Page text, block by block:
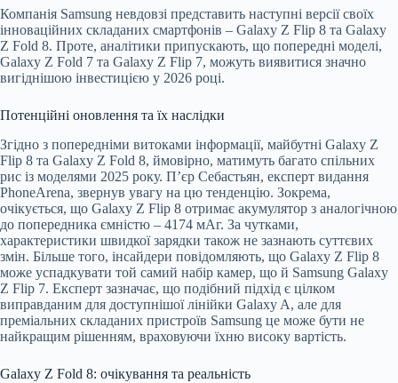
Компанія Samsung невдовзі представить наступні версії своїх
інноваційних складаних смартфонів – Galaxy Z Flip 8 та Galaxy
Z Fold 8. Проте, аналітики припускають, що попередні моделі,
Galaxy Z Fold 7 та Galaxy Z Flip 7, можуть виявитися значно
вигіднішою інвестицією у 2026 році.
Потенційні оновлення та їх наслідки
Згідно з попередніми витоками інформації, майбутні Galaxy Z
Flip 8 та Galaxy Z Fold 8, ймовірно, матимуть багато спільних
рис із моделями 2025 року. П’єр Себастьян, експерт видання
PhoneArena, звернув увагу на цю тенденцію. Зокрема,
очікується, що Galaxy Z Flip 8 отримає акумулятор з аналогічною
до попередника ємністю – 4174 мАг. За чутками,
характеристики швидкої зарядки також не зазнають суттєвих
змін. Більше того, інсайдери повідомляють, що Galaxy Z Flip 8
може успадкувати той самий набір камер, що й Samsung Galaxy
Z Flip 7. Експерт зазначає, що подібний підхід є цілком
виправданим для доступнішої лінійки Galaxy A, але для
преміальних складаних пристроїв Samsung це може бути не
найкращим рішенням, враховуючи їхню високу вартість.
Galaxy Z Fold 8: очікування та реальність